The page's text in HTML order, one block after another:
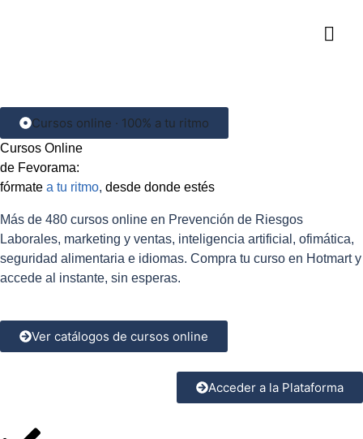
Cursos online · 100% a tu ritmo
Cursos Online
de Fevorama:
fórmate a tu ritmo, desde donde estés
Más de 480 cursos online en Prevención de Riesgos
Laborales, marketing y ventas, inteligencia artificial, ofimática,
seguridad alimentaria e idiomas. Compra tu curso en Hotmart y
accede al instante, sin esperas.
Ver catálogos de cursos online
Acceder a la Plataforma